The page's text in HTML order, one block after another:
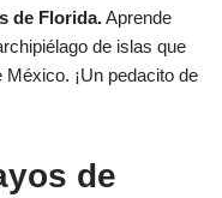
de Florida.Aprende
de islas que
¡Un pedacito de
de